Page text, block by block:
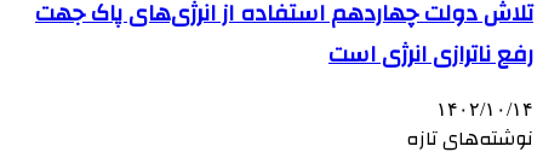
تلاش دولت چهاردهم استفاده از انرژی‌های پاک جهت
رفع ناترازی انرژی است
۱۴۰۲/۱۰/۱۴
نوشته‌های تازه